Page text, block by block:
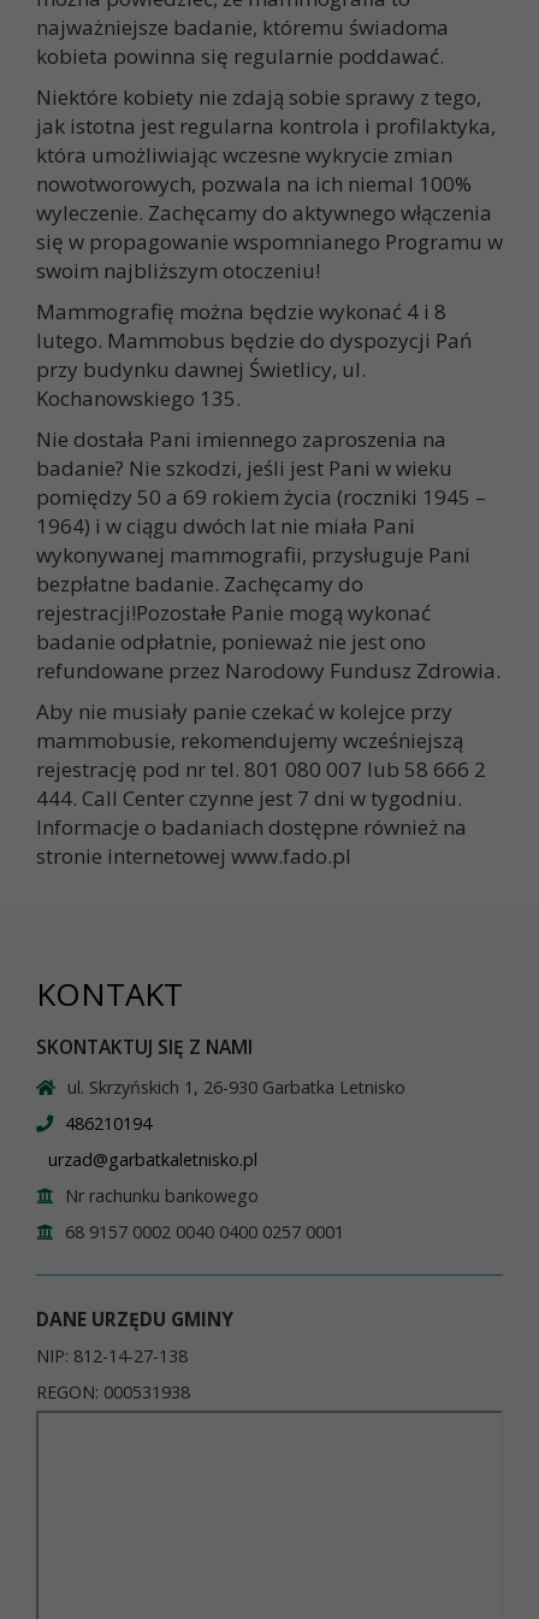
najważniejsze badanie, któremu świadoma
kobieta powinna się regularnie poddawać.
Niektóre kobiety nie zdają sobie sprawy z tego,
jak istotna jest regularna kontrola i profilaktyka,
która umożliwiając wczesne wykrycie zmian
nowotworowych, pozwala na ich niemal 100%
wyleczenie. Zachęcamy do aktywnego włączenia
się w propagowanie wspomnianego Programu w
swoim najbliższym otoczeniu!
Mammografię można będzie wykonać 4 i 8
lutego. Mammobus będzie do dyspozycji Pań
przy budynku dawnej Świetlicy, ul.
Kochanowskiego 135.
Nie dostała Pani imiennego zaproszenia na
badanie? Nie szkodzi, jeśli jest Pani w wieku
pomiędzy 50 a 69 rokiem życia (roczniki 1945 –
1964) i w ciągu dwóch lat nie miała Pani
wykonywanej mammografii, przysługuje Pani
bezpłatne badanie. Zachęcamy do
rejestracji!Pozostałe Panie mogą wykonać
badanie odpłatnie, ponieważ nie jest ono
refundowane przez Narodowy Fundusz Zdrowia.
Aby nie musiały panie czekać w kolejce przy
mammobusie, rekomendujemy wcześniejszą
rejestrację pod nr tel. 801 080 007 lub 58 666 2
444. Call Center czynne jest 7 dni w tygodniu.
Informacje o badaniach dostępne również na
stronie internetowej www.fado.pl
KONTAKT
SKONTAKTUJ SIĘ Z NAMI
ul. Skrzyńskich 1, 26-930 Garbatka Letnisko
486210194
urzad@garbatkaletnisko.pl
Nr rachunku bankowego
68 9157 0002 0040 0400 0257 0001
DANE URZĘDU GMINY
NIP: 812-14-27-138
REGON: 000531938